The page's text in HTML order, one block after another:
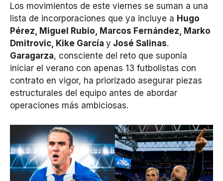
Los movimientos de este viernes se suman a una
lista de incorporaciones que ya incluye a Hugo
Pérez, Miguel Rubio, Marcos Fernández, Marko
Dmitrovic, Kike García y José Salinas.
Garagarza, consciente del reto que suponía
iniciar el verano con apenas 13 futbolistas con
contrato en vigor, ha priorizado asegurar piezas
estructurales del equipo antes de abordar
operaciones más ambiciosas.